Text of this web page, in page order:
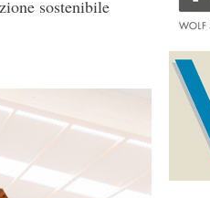
sostenibile